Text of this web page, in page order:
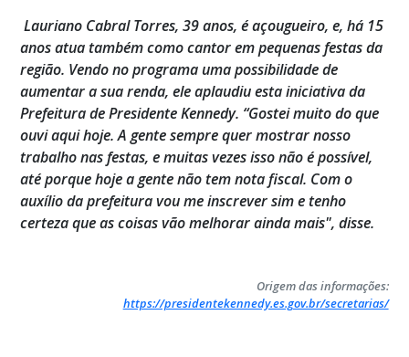
Lauriano Cabral Torres, 39 anos, é açougueiro, e, há 15
anos atua também como cantor em pequenas festas da
região. Vendo no programa uma possibilidade de
aumentar a sua renda, ele aplaudiu esta iniciativa da
Prefeitura de Presidente Kennedy. “Gostei muito do que
ouvi aqui hoje. A gente sempre quer mostrar nosso
trabalho nas festas, e muitas vezes isso não é possível,
até porque hoje a gente não tem nota fiscal. Com o
auxílio da prefeitura vou me inscrever sim e tenho
certeza que as coisas vão melhorar ainda mais", disse.
Origem das informações:
https://presidentekennedy.es.gov.br/secretarias/